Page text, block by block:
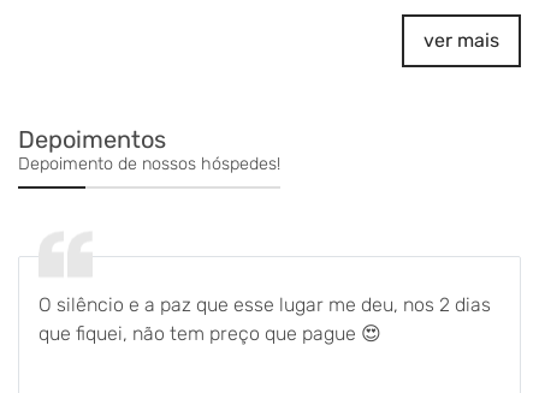
ver mais
Depoimentos
Depoimento de nossos hóspedes!
O silêncio e a paz que esse lugar me deu, nos 2 dias
que fiquei, não tem preço que pague 😍